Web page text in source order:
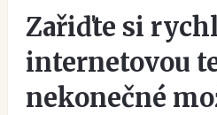
Zařiďte si
internetovou
nekonečné